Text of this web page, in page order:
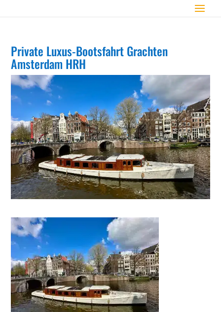
Private Luxus-Bootsfahrt Grachten
Amsterdam HRH